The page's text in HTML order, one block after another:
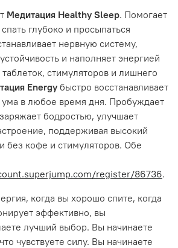
Медитация Healthy Sleep. Помогает
глубоко и просыпаться
нервную систему,
и наполняет энергией
стимуляторов и лишнего
Energy быстро восстанавливает
ума в любое время дня. Пробуждает
бодростью, улучшает
поддерживая высокий
без кофе и стимуляторов. Обе
register/86736.
когда вы хорошо спите, когда
эффективно, вы
лучший выбор. Вы начинаете
чувствуете силу. Вы начинаете